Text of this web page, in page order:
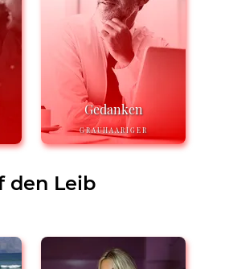
Gedanken
GRAUHAARIGER
den Leib